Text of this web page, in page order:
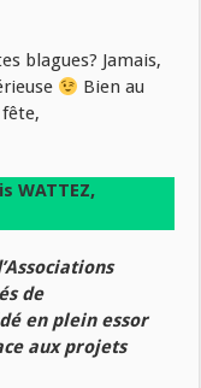
blagues? Jamais,
Bien au
WATTEZ,
de
en plein essor
aux projets